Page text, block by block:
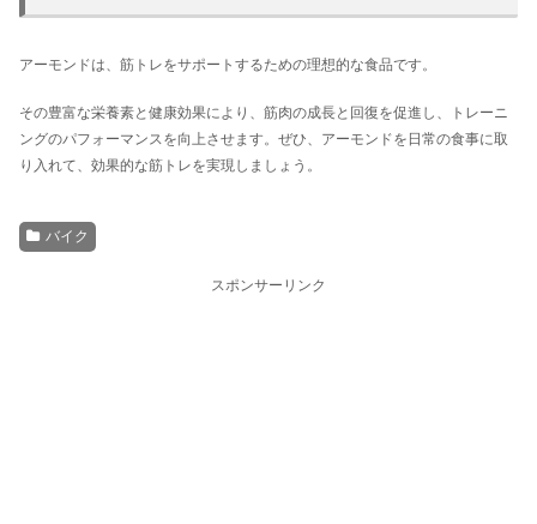
アーモンドは、筋トレをサポートするための理想的な食品です。
その豊富な栄養素と健康効果により、筋肉の成長と回復を促進し、トレーニ
ングのパフォーマンスを向上させます。ぜひ、アーモンドを日常の食事に取
り入れて、効果的な筋トレを実現しましょう。
バイク
スポンサーリンク